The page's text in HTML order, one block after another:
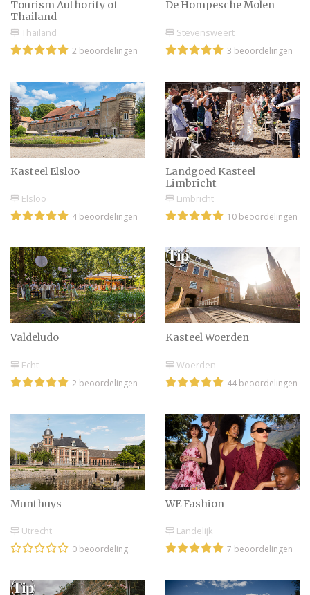
Tourism Authority of
Thailand
Thailand
2 beoordelingen
De Hompesche Molen
Stevensweert
3 beoordelingen
Kasteel Elsloo
Elsloo
4 beoordelingen
Landgoed Kasteel
Limbricht
Limbricht
10 beoordelingen
Valdeludo
Echt
2 beoordelingen
Kasteel Woerden
Woerden
44 beoordelingen
Munthuys
Utrecht
0 beoordeling
WE Fashion
Landelijk
7 beoordelingen
11-14
Bruidsjurken van Viktor